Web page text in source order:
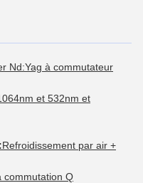
Nd:Yag à commutateur
et 532nm et
Refroidissement par air +
commutation Q